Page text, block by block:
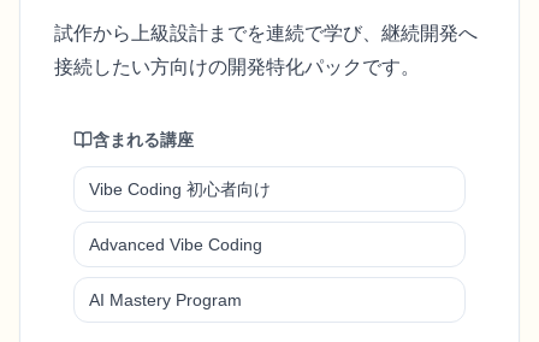
試作から上級設計までを連続で学び、継続開発へ
接続したい方向けの開発特化パックです。
含まれる講座
Vibe Coding 初心者向け
Advanced Vibe Coding
AI Mastery Program